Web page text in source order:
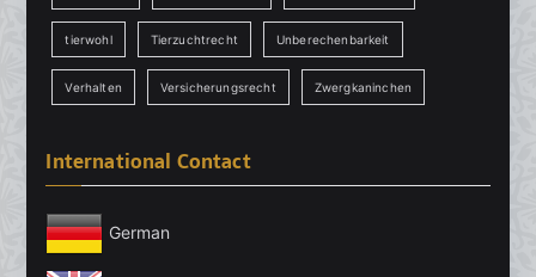
tierwohl Tierzuchtrecht Unberechenbarkeit
Verhalten Versicherungsrecht Zwergkaninchen
International Contact
German